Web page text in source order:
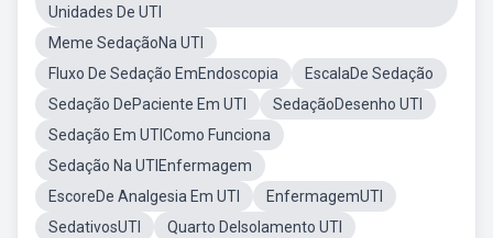
Unidades De UTI
Meme SedaçãoNa UTI
Fluxo De Sedação EmEndoscopia
EscalaDe Sedação
Sedação DePaciente Em UTI
SedaçãoDesenho UTI
Sedação Em UTIComo Funciona
Sedação Na UTIEnfermagem
EscoreDe Analgesia Em UTI
EnfermagemUTI
SedativosUTI
Quarto DeIsolamento UTI